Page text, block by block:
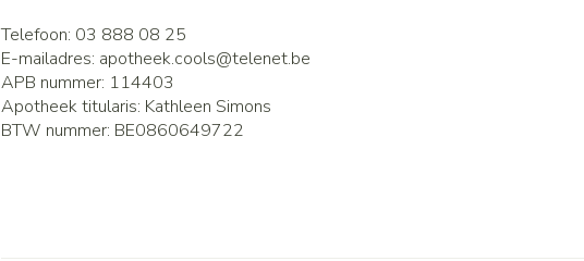
Telefoon: 03 888 08 25
E-mailadres: apotheek.cools@telenet.be
APB nummer: 114403
Apotheek titularis: Kathleen Simons
BTW nummer: BE0860649722